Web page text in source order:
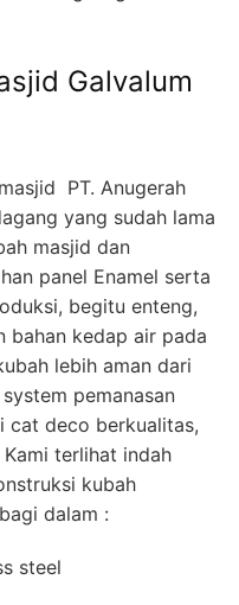
Galvalum
PT. Anugerah
yang sudah lama
masjid dan
panel Enamel serta
begitu enteng,
bahan kedap air pada
lebih aman dari
pemanasan
cat deco berkualitas,
terlihat indah
kubah
dalam :
steel